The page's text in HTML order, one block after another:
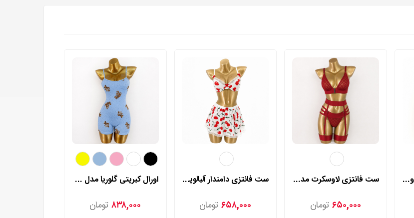
کاستوم پرستاری توری لاوسکرت مدل 2250 ست فانتزی لاوسکرت مدل 2055
۶۵۰,۰۰۰تومان
ست فانتزی دامندار آلبالویی گلوریا مدل 6928
۶۵۸,۰۰۰تومان
اورال کبریتی گلوریا مدل 741
۸۳۸,۰۰۰تومان